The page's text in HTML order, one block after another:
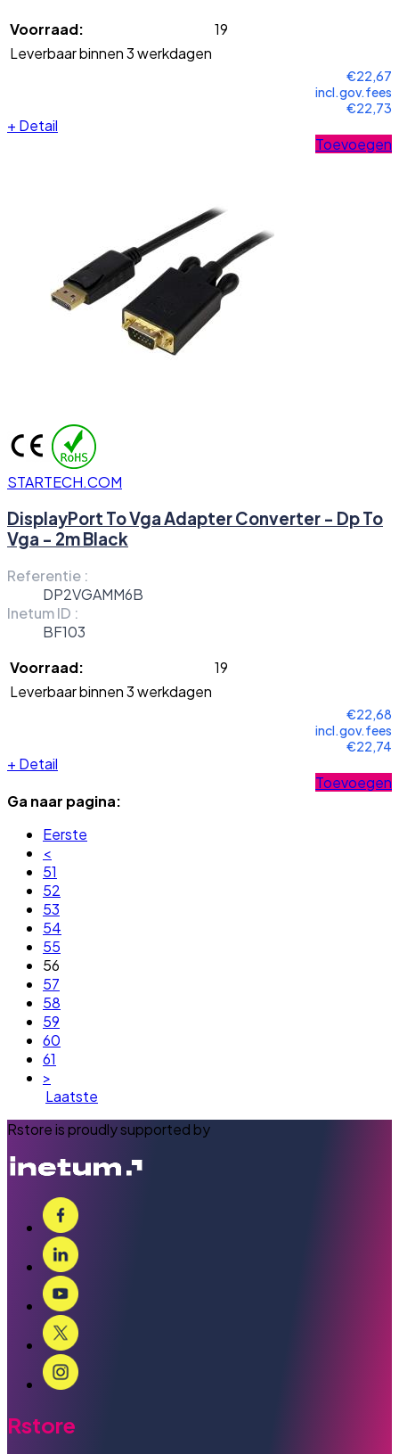
Voorraad:
19
Leverbaar binnen 3 werkdagen
€22,67
incl.gov.fees
€22,73
+ Detail
Toevoegen
STARTECH.COM
DisplayPort To Vga Adapter Converter - Dp To
Vga - 2m Black
Referentie :
DP2VGAMM6B
Inetum ID :
BF103
Voorraad:
19
Leverbaar binnen 3 werkdagen
€22,68
incl.gov.fees
€22,74
+ Detail
Toevoegen
Ga naar pagina:
Eerste
<
51
52
53
54
55
56
57
58
59
60
61
>
Laatste
Rstore is proudly supported by
Rstore